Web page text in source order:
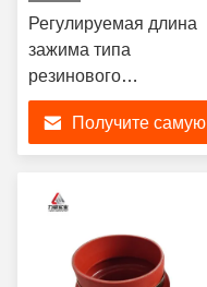
Регулируемая длина
зажима типа
резинового
соединения для
тяжелых
промышленных
Получите самую